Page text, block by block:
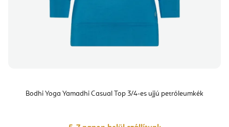
Bodhi Yoga Yamadhi Casual Top 3/4-es ujjú petróleumkék